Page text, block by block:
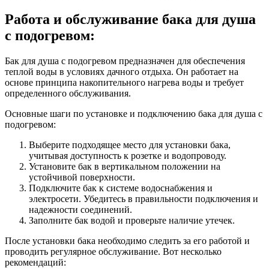
Работа и обслуживание бака для душа
с подогревом:
Бак для душа с подогревом предназначен для обеспечения
теплой воды в условиях дачного отдыха. Он работает на
основе принципа накопительного нагрева воды и требует
определенного обслуживания.
Основные шаги по установке и подключению бака для душа с
подогревом:
Выберите подходящее место для установки бака,
учитывая доступность к розетке и водопроводу.
Установите бак в вертикальном положении на
устойчивой поверхности.
Подключите бак к системе водоснабжения и
электросети. Убедитесь в правильности подключения и
надежности соединений.
Заполните бак водой и проверьте наличие утечек.
После установки бака необходимо следить за его работой и
проводить регулярное обслуживание. Вот несколько
рекомендаций: